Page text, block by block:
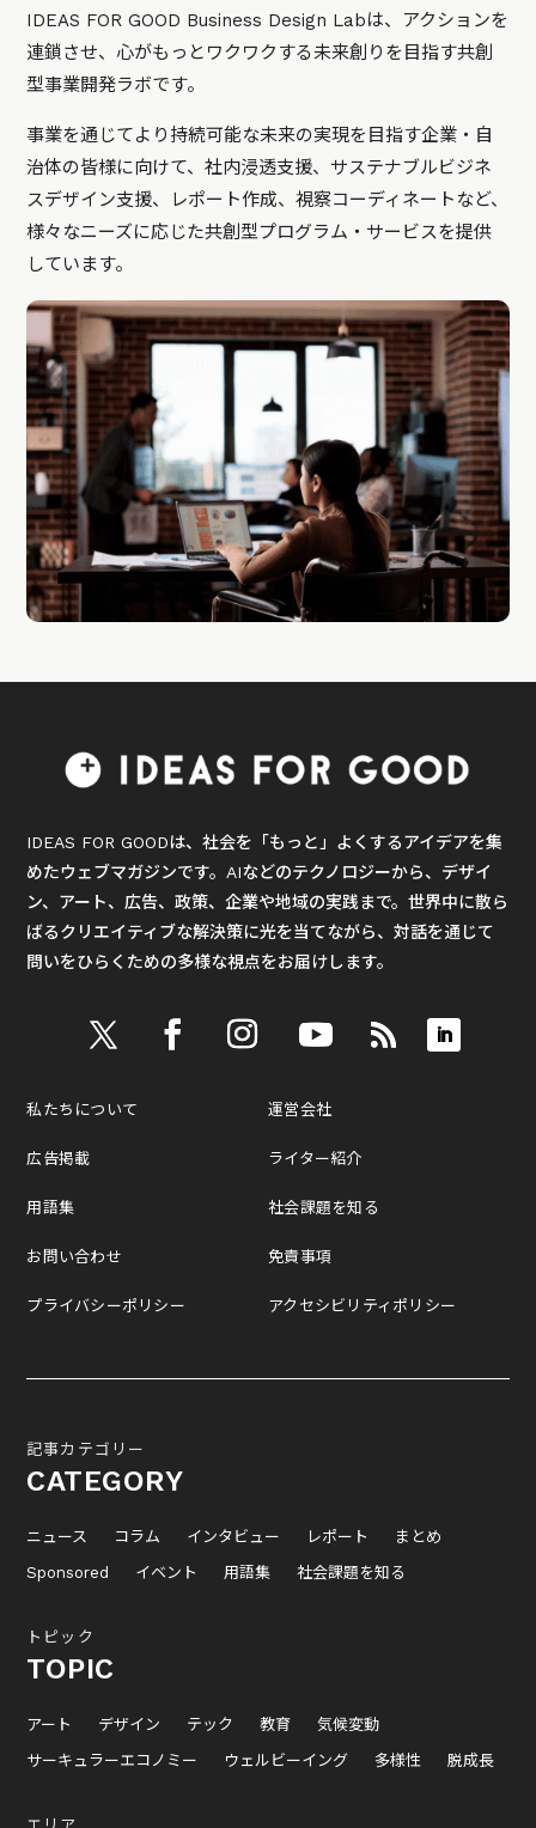
IDEAS FOR GOOD Business Design Labは、アクションを
連鎖させ、心がもっとワクワクする未来創りを目指す共創
型事業開発ラボです。
事業を通じてより持続可能な未来の実現を目指す企業・自
治体の皆様に向けて、社内浸透支援、サステナブルビジネ
スデザイン支援、レポート作成、視察コーディネートなど、
様々なニーズに応じた共創型プログラム・サービスを提供
しています。
IDEAS FOR GOODは、社会を「もっと」よくするアイデアを集
めたウェブマガジンです。AIなどのテクノロジーから、デザイ
ン、アート、広告、政策、企業や地域の実践まで。世界中に散ら
ばるクリエイティブな解決策に光を当てながら、対話を通じて
問いをひらくための多様な視点をお届けします。
私たちについて
広告掲載
用語集
お問い合わせ
プライバシーポリシー
運営会社
ライター紹介
社会課題を知る
免責事項
アクセシビリティポリシー
記事カテゴリー
CATEGORY
ニュース コラム インタビュー レポート
まとめ
Sponsored
イベント 用語集 社会課題を知る
トピック
TOPIC
アート デザイン テック 教育
気候変動
サーキュラーエコノミー
ウェルビーイング 多様性 脱成長